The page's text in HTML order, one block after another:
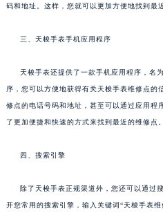
码和地址。这样，您就可以更加方便地找到最
三、天梭手表手机应用程序
天梭手表还提供了一款手机应用程序，名
序，您可以方便地获得有关天梭手表维修点的
修点的电话号码和地址，甚至可以通过应用程
了更加便捷和快速的方式来找到最近的维修点。
四、搜索引擎
除了天梭手表正规渠道外，您还可以通过
开您常用的搜索引擎，输入关键词“天梭手表